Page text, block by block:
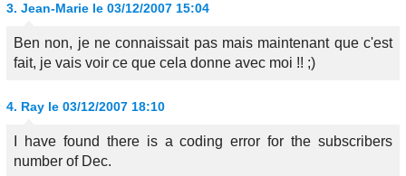
3. Jean-Marie le 03/12/2007 15:04
Ben non, je ne connaissait pas mais maintenant que c'est
fait, je vais voir ce que cela donne avec moi !! ;)
4. Ray le 03/12/2007 18:10
I have found there is a coding error for the subscribers
number of Dec.